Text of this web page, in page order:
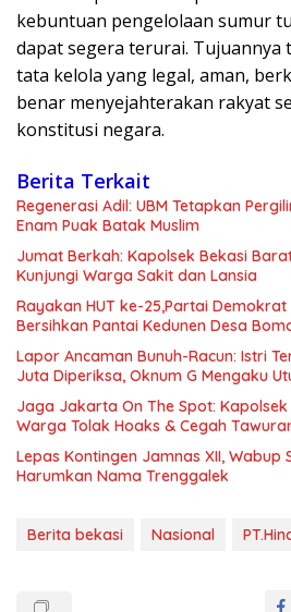
kebuntuan pengelolaan sumur
dapat segera terurai. Tujuannya
tata kelola yang legal, aman,
benar menyejahterakan rakyat
konstitusi negara.
Berita Terkait
Regenerasi Adil: UBM Tetapkan
Enam Puak Batak Muslim
Jumat Berkah: Kapolsek Bekasi
Kunjungi Warga Sakit dan Lansia
Rayakan HUT ke-25,Partai
Bersihkan Pantai Kedunen Desa
Lapor Ancaman Bunuh-Racun: Istri
Juta Diperiksa, Oknum G Mengaku
Jaga Jakarta On The Spot:
Warga Tolak Hoaks & Cegah
Lepas Kontingen Jamnas XII, Wabup
Harumkan Nama Trenggalek
Berita bekasi Nasional